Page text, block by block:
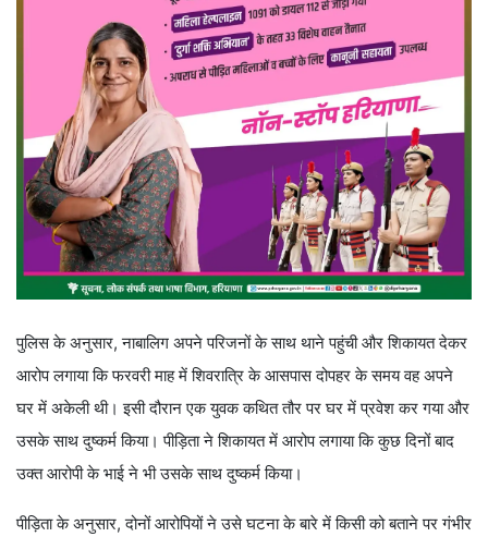
पुलिस के अनुसार, नाबालिग अपने परिजनों के साथ थाने पहुंची और शिकायत देकर
आरोप लगाया कि फरवरी माह में शिवरात्रि के आसपास दोपहर के समय वह अपने
घर में अकेली थी। इसी दौरान एक युवक कथित तौर पर घर में प्रवेश कर गया और
उसके साथ दुष्कर्म किया। पीड़िता ने शिकायत में आरोप लगाया कि कुछ दिनों बाद
उक्त आरोपी के भाई ने भी उसके साथ दुष्कर्म किया।
पीड़िता के अनुसार, दोनों आरोपियों ने उसे घटना के बारे में किसी को बताने पर गंभीर